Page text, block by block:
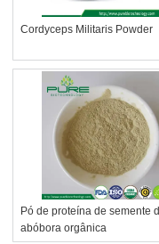
Cordyceps Militaris Powder
Pó de proteína de semente
abóbora orgânica